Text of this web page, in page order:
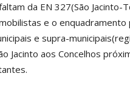
da EN 327(São
e o
e supra-
Jacinto aos Concelhos